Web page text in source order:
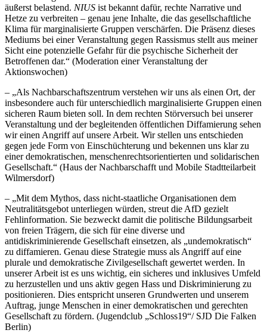
äußerst belastend. NIUS ist bekannt dafür, rechte Narrative und
Hetze zu verbreiten – genau jene Inhalte, die das gesellschaftliche
Klima für marginalisierte Gruppen verschärfen. Die Präsenz dieses
Mediums bei einer Veranstaltung gegen Rassismus stellt aus meiner
Sicht eine potenzielle Gefahr für die psychische Sicherheit der
Betroffenen dar.“ (Moderation einer Veranstaltung der
Aktionswochen)
– „Als Nachbarschaftszentrum verstehen wir uns als einen Ort, der
insbesondere auch für unterschiedlich marginalisierte Gruppen einen
sicheren Raum bieten soll. In dem rechten Störversuch bei unserer
Veranstaltung und der begleitenden öffentlichen Diffamierung sehen
wir einen Angriff auf unsere Arbeit. Wir stellen uns entschieden
gegen jede Form von Einschüchterung und bekennen uns klar zu
einer demokratischen, menschenrechtsorientierten und solidarischen
Gesellschaft.“ (Haus der Nachbarschafft und Mobile Stadtteilarbeit
Wilmersdorf)
– „Mit dem Mythos, dass nicht-staatliche Organisationen dem
Neutralitätsgebot unterliegen würden, streut die AfD gezielt
Fehlinformation. Sie bezweckt damit die politische Bildungsarbeit
von freien Trägern, die sich für eine diverse und
antidiskriminierende Gesellschaft einsetzen, als „undemokratisch“
zu diffamieren. Genau diese Strategie muss als Angriff auf eine
plurale und demokratische Zivilgesellschaft gewertet werden. In
unserer Arbeit ist es uns wichtig, ein sicheres und inklusives Umfeld
zu herzustellen und uns aktiv gegen Hass und Diskriminierung zu
positionieren. Dies entspricht unseren Grundwerten und unserem
Auftrag, junge Menschen in einer demokratischen und gerechten
Gesellschaft zu fördern. (Jugendclub „Schloss19“/ SJD Die Falken
Berlin)